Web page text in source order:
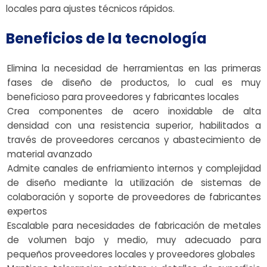
locales para ajustes técnicos rápidos.
Beneficios de la tecnología
Elimina la necesidad de herramientas en las primeras
fases de diseño de productos, lo cual es muy
beneficioso para proveedores y fabricantes locales
Crea componentes de acero inoxidable de alta
densidad con una resistencia superior, habilitados a
través de proveedores cercanos y abastecimiento de
material avanzado
Admite canales de enfriamiento internos y complejidad
de diseño mediante la utilización de sistemas de
colaboración y soporte de proveedores de fabricantes
expertos
Escalable para necesidades de fabricación de metales
de volumen bajo y medio, muy adecuado para
pequeños proveedores locales y proveedores globales